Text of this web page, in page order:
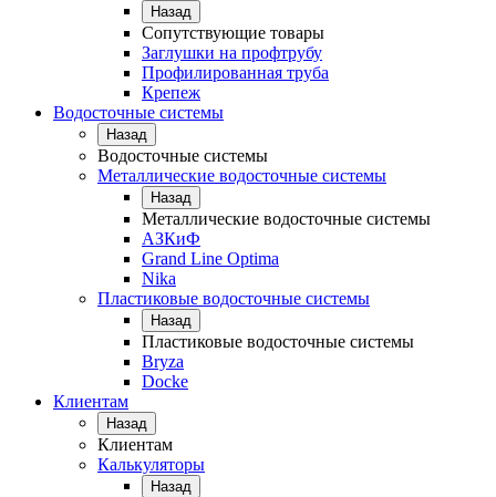
Назад
Сопутствующие товары
Заглушки на профтрубу
Профилированная труба
Крепеж
Водосточные системы
Назад
Водосточные системы
Металлические водосточные системы
Назад
Металлические водосточные системы
АЗКиФ
Grand Line Optima
Nika
Пластиковые водосточные системы
Назад
Пластиковые водосточные системы
Bryza
Docke
Клиентам
Назад
Клиентам
Калькуляторы
Назад